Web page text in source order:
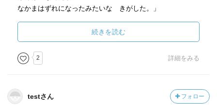
なかまはずれになったみたいな きがした。」
「さんにんで あそぶと すっごく たのしい！
エトとシューとぼくの さんにん。」
ーーーーーーー息子の感想文ーー
ふたりのときも、さんにんのときも、いっしょにおなじこ
とをしてた。（そらをながめてた）。さいごにさんにんい
続きを読む
2 詳細をみる
testさん フォロー